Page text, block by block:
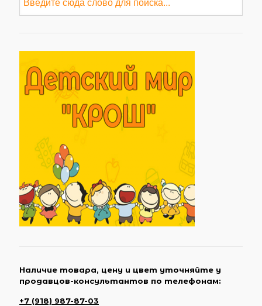
Наличие товара, цену и цвет уточняйте у
продавцов-консультантов по телефонам:
+7 (918) 987-87-03